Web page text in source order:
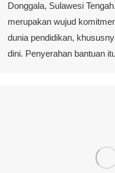
Donggala, Sulawesi
merupakan wujud
dunia pendidikan,
dini. Penyerahan bantuan